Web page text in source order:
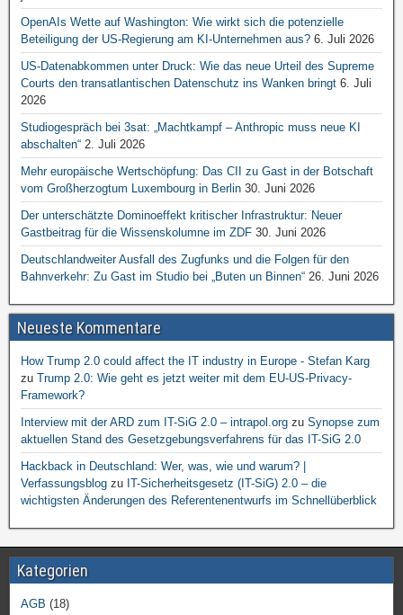
OpenAIs Wette auf Washington: Wie wirkt sich die potenzielle
Beteiligung der US-Regierung am KI-Unternehmen aus? 6. Juli 2026
US-Datenabkommen unter Druck: Wie das neue Urteil des Supreme
Courts den transatlantischen Datenschutz ins Wanken bringt 6. Juli
2026
Studiogespräch bei 3sat: „Machtkampf – Anthropic muss neue KI
abschalten“ 2. Juli 2026
Mehr europäische Wertschöpfung: Das CII zu Gast in der Botschaft
vom Großherzogtum Luxembourg in Berlin 30. Juni 2026
Der unterschätzte Dominoeffekt kritischer Infrastruktur: Neuer
Gastbeitrag für die Wissenskolumne im ZDF 30. Juni 2026
Deutschlandweiter Ausfall des Zugfunks und die Folgen für den
Bahnverkehr: Zu Gast im Studio bei „Buten un Binnen“ 26. Juni 2026
Neueste Kommentare
How Trump 2.0 could affect the IT industry in Europe - Stefan Karg
zu Trump 2.0: Wie geht es jetzt weiter mit dem EU-US-Privacy-
Framework?
Interview mit der ARD zum IT-SiG 2.0 – intrapol.org zu Synopse zum
aktuellen Stand des Gesetzgebungsverfahrens für das IT-SiG 2.0
Hackback in Deutschland: Wer, was, wie und warum? |
Verfassungsblog zu IT-Sicherheitsgesetz (IT-SiG) 2.0 – die
wichtigsten Änderungen des Referentenentwurfs im Schnellüberblick
Kategorien
AGB (18)